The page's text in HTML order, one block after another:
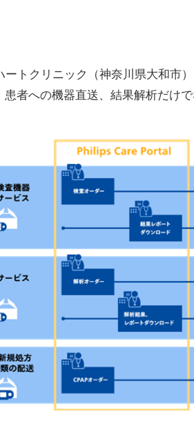
トクリニック（神奈川県大和市
者への機器直送、結果解析だけ